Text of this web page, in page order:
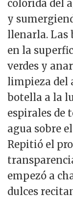
colorida del
y
llenarla. Las
en la
verdes y
limpieza del
botella a la
espirales de
agua sobre
Repitió el
empezó a
dulces